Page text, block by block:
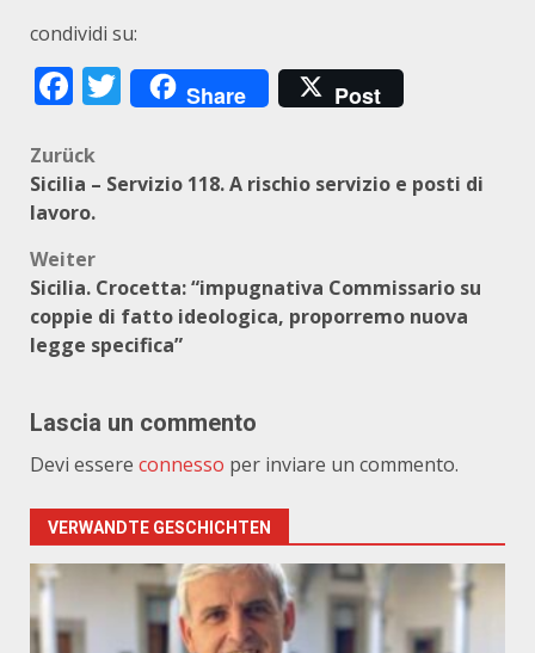
condividi su:
Facebook
Twitter
Share Post
Beitragsnavigation
Zurück
Sicilia – Servizio 118. A rischio servizio e posti di
lavoro.
Weiter
Sicilia. Crocetta: “impugnativa Commissario su
coppie di fatto ideologica, proporremo nuova
legge specifica”
Lascia un commento
Devi essere connesso per inviare un commento.
VERWANDTE GESCHICHTEN